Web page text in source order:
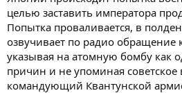
целью заставить императора
Попытка проваливается, в
озвучивает по радио обращение
указывая на атомную бомбу как
причин и не упоминая советское
командующий Квантунской